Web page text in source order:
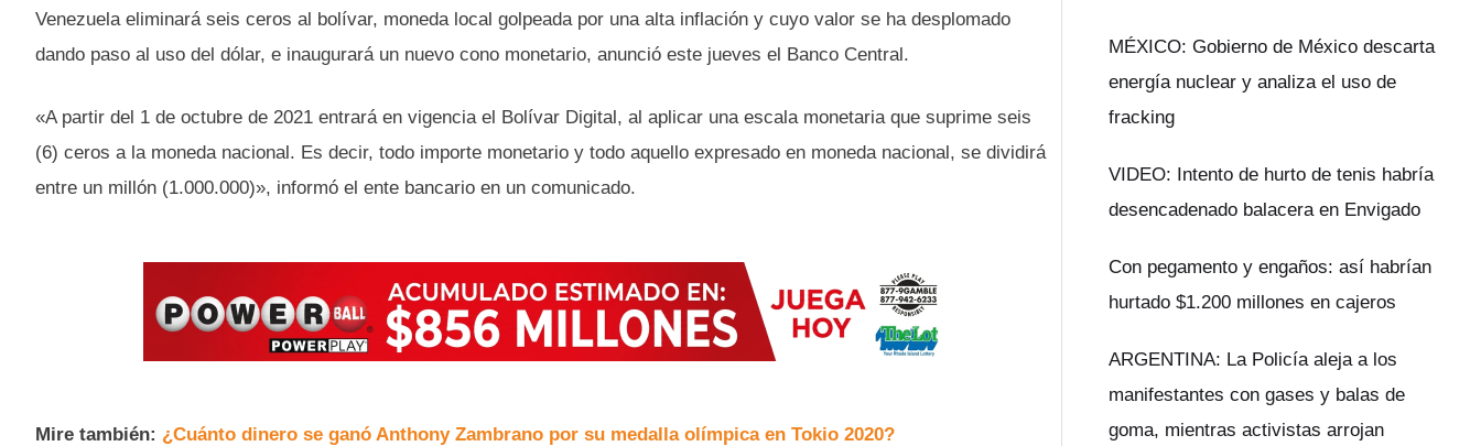
Venezuela eliminará seis ceros al bolívar, moneda local golpeada por una alta inflación y cuyo valor se ha desplomado
dando paso al uso del dólar, e inaugurará un nuevo cono monetario, anunció este jueves el Banco Central.
«A partir del 1 de octubre de 2021 entrará en vigencia el Bolívar Digital, al aplicar una escala monetaria que suprime seis
(6) ceros a la moneda nacional. Es decir, todo importe monetario y todo aquello expresado en moneda nacional, se dividirá
entre un millón (1.000.000)», informó el ente bancario en un comunicado.
Mire también: ¿Cuánto dinero se ganó Anthony Zambrano por su medalla olímpica en Tokio 2020?
MÉXICO: Gobierno de México descarta
energía nuclear y analiza el uso de
fracking
VIDEO: Intento de hurto de tenis habría
desencadenado balacera en Envigado
Con pegamento y engaños: así habrían
hurtado $1.200 millones en cajeros
ARGENTINA: La Policía aleja a los
manifestantes con gases y balas de
goma, mientras activistas arrojan